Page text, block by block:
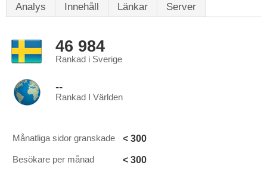
Analys Innehåll Länkar Server
46 984
Rankad i Sverige
--
Rankad I Världen
Månatliga sidor granskade < 300
Besökare per månad < 300